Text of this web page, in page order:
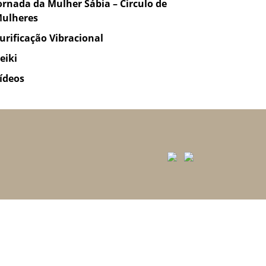
da Mulher Sábia – Circulo de
Vibracional